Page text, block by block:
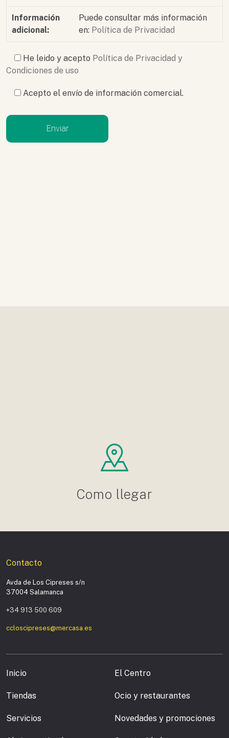
Información
adicional:
Puede consultar más información
en: Política de Privacidad
He leido y acepto Política de Privacidad y
Condiciones de uso
Acepto el envío de información comercial.
Como llegar
Contacto
Avda de Los Cipreses s/n
37004 Salamanca
+34 913 500 609
ccloscipreses@mercasa.es
Inicio El Centro
Tiendas Ocio y restaurantes
Servicios Novedades y promociones